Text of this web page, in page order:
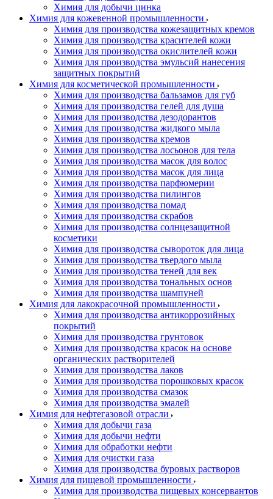
Химия для добычи цинка
Химия для кожевенной промышленности
Химия для производства кожезащитных кремов
Химия для производства красителей кожи
Химия для производства окислителей кожи
Химия для производства эмульсий нанесения
защитных покрытий
Химия для косметической промышленности
Химия для производства бальзамов для губ
Химия для производства гелей для душа
Химия для производства дезодорантов
Химия для производства жидкого мыла
Химия для производства кремов
Химия для производства лосьонов для тела
Химия для производства масок для волос
Химия для производства масок для лица
Химия для производства парфюмерии
Химия для производства пилингов
Химия для производства помад
Химия для производства скрабов
Химия для производства солнцезащитной
косметики
Химия для производства сывороток для лица
Химия для производства твердого мыла
Химия для производства теней для век
Химия для производства тональных основ
Химия для производства шампуней
Химия для лакокрасочной промышленности
Химия для производства антикоррозийных
покрытий
Химия для производства грунтовок
Химия для производства красок на основе
органических растворителей
Химия для производства лаков
Химия для производства порошковых красок
Химия для производства смазок
Химия для производства эмалей
Химия для нефтегазовой отрасли
Химия для добычи газа
Химия для добычи нефти
Химия для обработки нефти
Химия для очистки газа
Химия для производства буровых растворов
Химия для пищевой промышленности
Химия для производства пищевых консервантов